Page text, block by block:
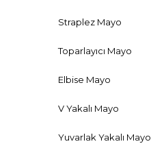
Straplez Mayo
Toparlayıcı Mayo
Elbise Mayo
V Yakalı Mayo
Yuvarlak Yakalı Mayo